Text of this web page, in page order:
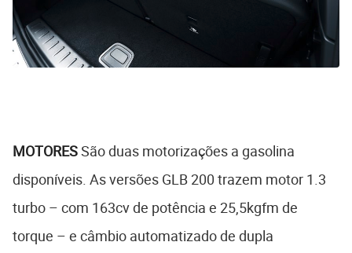
MOTORESSão duas motorizações a gasolina
disponíveis. As versões GLB 200 trazem motor 1.3
turbo – com 163cv de potência e 25,5kgfm de
torque – e câmbio automatizado de dupla